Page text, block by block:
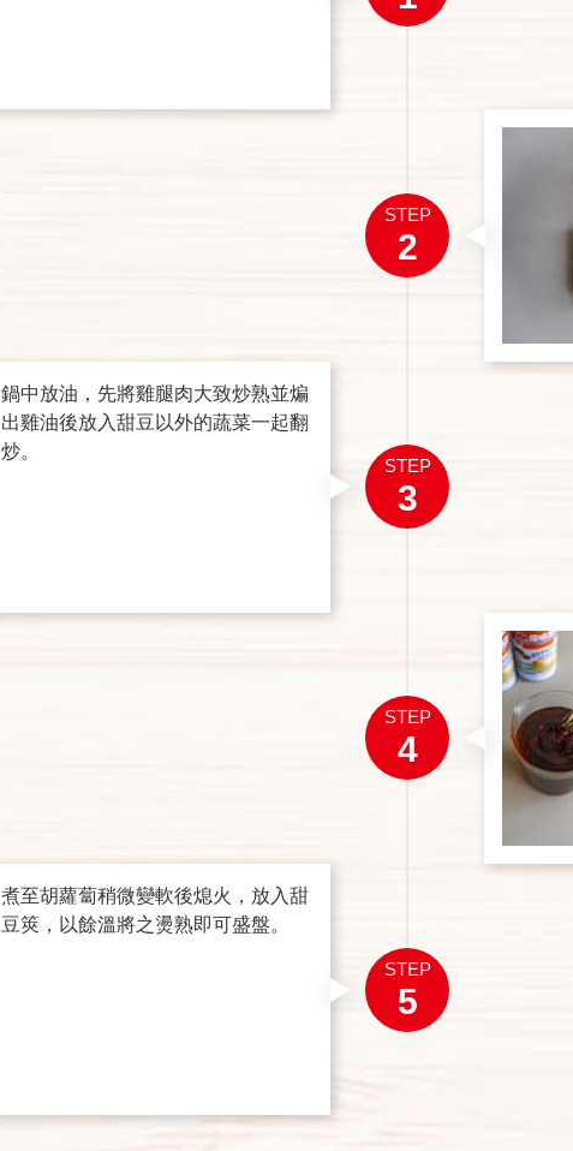
STEP
2
STEP
3
鍋中放油，先將雞腿肉大致炒熟並煸
出雞油後放入甜豆以外的蔬菜一起翻
炒。
STEP
4
STEP
5
煮至胡蘿蔔稍微變軟後熄火，放入甜
豆筴，以餘溫將之燙熟即可盛盤。